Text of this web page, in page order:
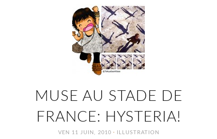
MUSE AU STADE DE
FRANCE: HYSTERIA!
VEN 11 JUIN, 2010 · ILLUSTRATION